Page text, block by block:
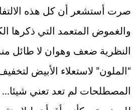
صرت أستشعر أن كل هذه
والغموض المتعمد التي ذكرها
النظرية ضعف وهوان لا طائل
“الملون” لاستعلاء الأبيض
المصطلحات لم تعد تعني شيئا…